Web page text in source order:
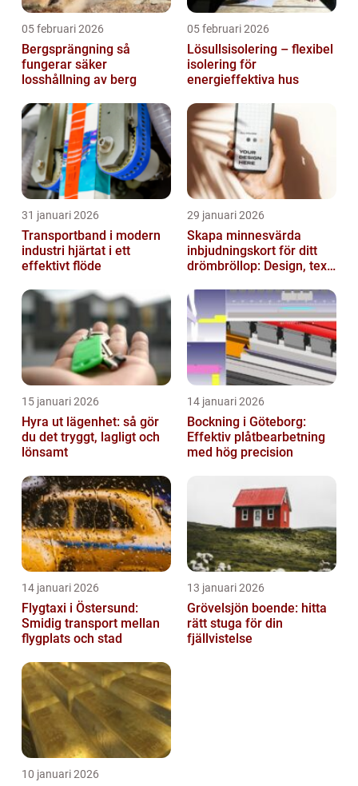
05 februari 2026
Bergsprängning så
fungerar säker
losshållning av berg
05 februari 2026
Lösullsisolering – flexibel
isolering för
energieffektiva hus
31 januari 2026
Transportband i modern
industri hjärtat i ett
effektivt flöde
29 januari 2026
Skapa minnesvärda
inbjudningskort för ditt
drömbröllop: Design, text
15 januari 2026
Hyra ut lägenhet: så gör
du det tryggt, lagligt och
lönsamt
14 januari 2026
Bockning i Göteborg:
Effektiv plåtbearbetning
med hög precision
14 januari 2026
Flygtaxi i Östersund:
Smidig transport mellan
flygplats och stad
13 januari 2026
Grövelsjön boende: hitta
rätt stuga för din
fjällvistelse
10 januari 2026